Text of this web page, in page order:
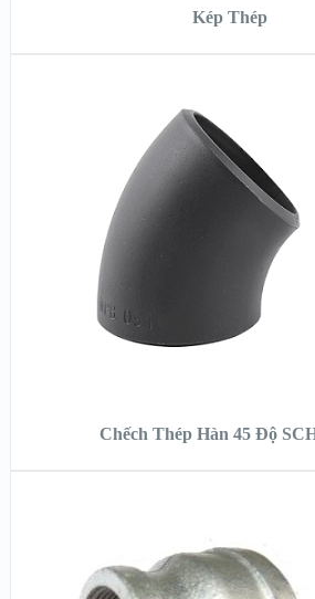
Kép Thép
XEM NHANH
XEM CHI TIẾT
Chếch Thép Hàn 45 Độ
XEM NHANH